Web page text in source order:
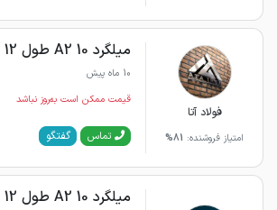
فولاد آتا
امتیاز فروشنده: 81%
میلگرد 10 A2 طول 12 درپاد تبریز
10 ماه پیش
قیمت ممکن است به‌روز نباشد
تماس گفتگو
میلگرد 10 A2 طول 12 درپاد تبریز